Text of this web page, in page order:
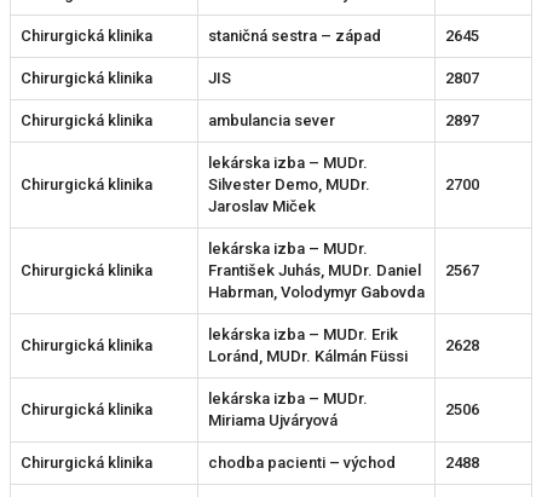
Chirurgická klinika staničná sestra – západ 2645
Chirurgická klinika JIS 2807
Chirurgická klinika ambulancia sever 2897
Chirurgická klinika
lekárska izba – MUDr.
Silvester Demo, MUDr.
Jaroslav Miček
2700
Chirurgická klinika
lekárska izba – MUDr.
František Juhás, MUDr. Daniel
Habrman, Volodymyr Gabovda
2567
Chirurgická klinika
lekárska izba – MUDr. Erik
Loránd, MUDr. Kálmán Füssi
2628
Chirurgická klinika
lekárska izba – MUDr.
Miriama Ujváryová
2506
Chirurgická klinika chodba pacienti – východ 2488